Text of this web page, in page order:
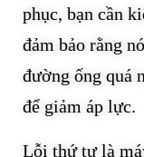
phục, bạn cần
đảm bảo rằng
đường ống quá
để giảm áp lực.
Lỗi thứ tư là